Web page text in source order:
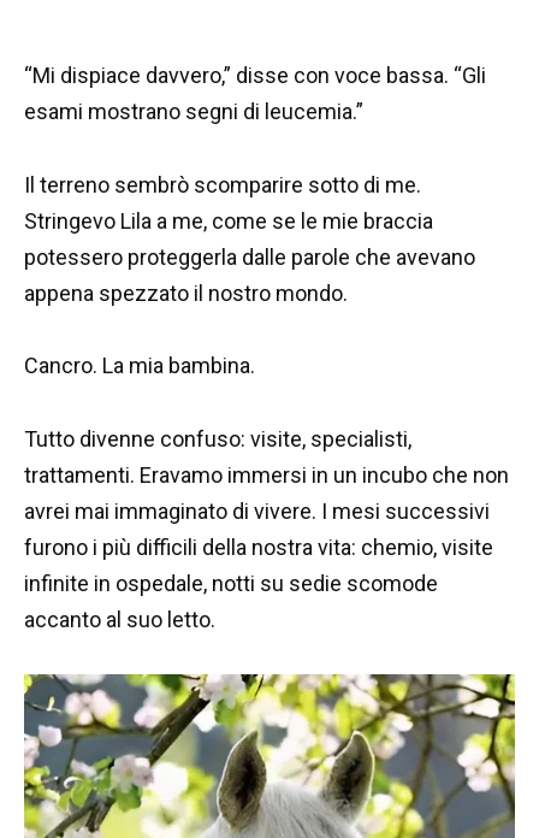
“Mi dispiace davvero,” disse con voce bassa. “Gli
esami mostrano segni di leucemia.”
Il terreno sembrò scomparire sotto di me.
Stringevo Lila a me, come se le mie braccia
potessero proteggerla dalle parole che avevano
appena spezzato il nostro mondo.
Cancro. La mia bambina.
Tutto divenne confuso: visite, specialisti,
trattamenti. Eravamo immersi in un incubo che non
avrei mai immaginato di vivere. I mesi successivi
furono i più difficili della nostra vita: chemio, visite
infinite in ospedale, notti su sedie scomode
accanto al suo letto.